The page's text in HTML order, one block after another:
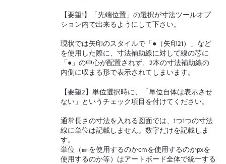
【要望1】「先端位置」の選択が寸法ツールオプ
ション内で出来るようにして下さい。
現状では矢印のスタイルで「●（矢印21）」など
を使用した際に、寸法補助線に対して線の芯に
「●」の中心が配置されず、2本の寸法補助線の
内側に収まる形で表示されてしまいます。
【要望2】単位選択時に、「単位自体は表示させ
ない」というチェック項目を付けてください。
通常長さの寸法を入れる図面では、1つ1つの寸法
線に単位は記載しません。数字だけを記載しま
す。
単位（㎜を使用するのかcmを使用するのかpxを
使用するのか等）はアートボード全体で統一する